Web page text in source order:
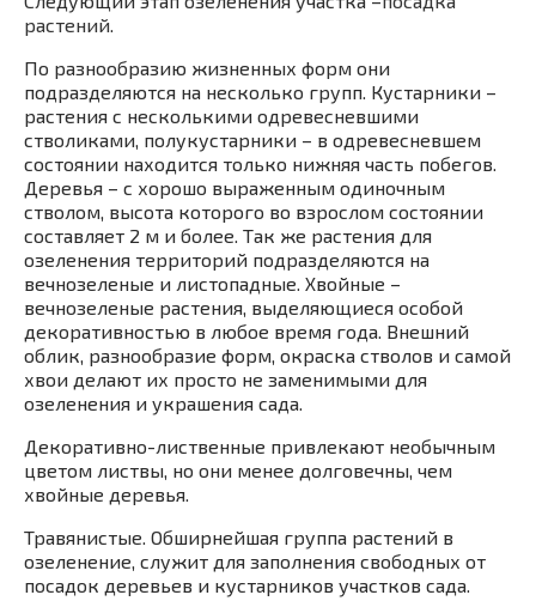
растений.
По разнообразию жизненных форм они
подразделяются на несколько групп. Кустарники –
растения с несколькими одревесневшими
стволиками, полукустарники – в одревесневшем
состоянии находится только нижняя часть побегов.
Деревья – с хорошо выраженным одиночным
стволом, высота которого во взрослом состоянии
составляет 2 м и более. Так же растения для
озеленения территорий подразделяются на
вечнозеленые и листопадные. Хвойные –
вечнозеленые растения, выделяющиеся особой
декоративностью в любое время года. Внешний
облик, разнообразие форм, окраска стволов и самой
хвои делают их просто не заменимыми для
озеленения и украшения сада.
Декоративно-лиственные привлекают необычным
цветом листвы, но они менее долговечны, чем
хвойные деревья.
Травянистые. Обширнейшая группа растений в
озеленение, служит для заполнения свободных от
посадок деревьев и кустарников участков сада.